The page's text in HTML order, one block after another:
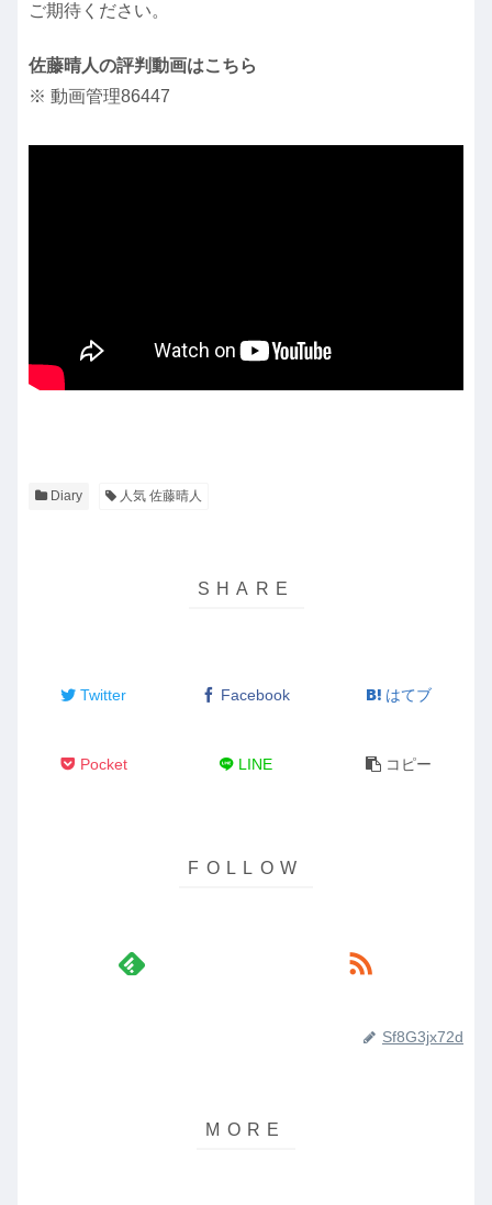
ご期待ください。
佐藤晴人の評判動画はこちら
※ 動画管理86447
Diary 人気 佐藤晴人
Twitter Facebook はてブ
Pocket LINE コピー
Sf8G3jx72d